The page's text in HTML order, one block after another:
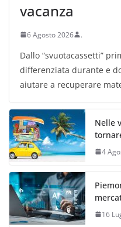
vacanza
6 Agosto 2026 .
Dallo “svuotacassetti”
differenziata durante e
aiutare a recuperare
Nelle
4
16